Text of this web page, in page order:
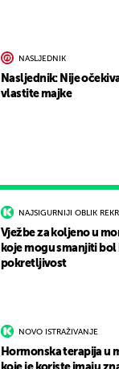
NAJSIGURNIJI OBLIK
Vježbe za koljeno u
koje mogu smanjiti
pokretljivost
NOVO ISTRAŽIVANJE
Hormonska terapija u
NASLJEDNIK
Nasljednik: Nije
vlastite majke